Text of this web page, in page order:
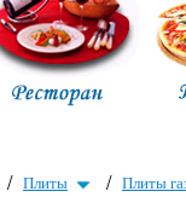
/ Плиты / Плиты